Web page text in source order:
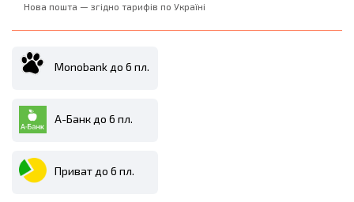
Нова пошта — згідно тарифів по Україні
Monobank до 6 пл.
А-Банк до 6 пл.
Приват до 6 пл.